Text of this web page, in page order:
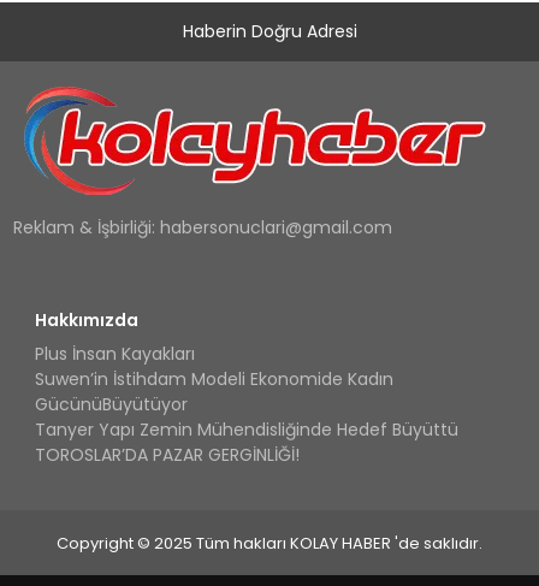
Haberin Doğru Adresi
Reklam & İşbirliği: habersonuclari@gmail.com
Hakkımızda
Plus İnsan Kayakları
Suwen’in İstihdam Modeli Ekonomide Kadın
GücünüBüyütüyor
Tanyer Yapı Zemin Mühendisliğinde Hedef Büyüttü
TOROSLAR’DA PAZAR GERGİNLİĞİ!
Copyright © 2025 Tüm hakları KOLAY HABER 'de saklıdır.